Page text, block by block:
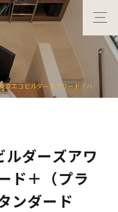
ワード「ハイスタンダード＋（プラス）賞」・「ハイスタンダード賞」 受賞のお知らせ
ダーズアワ
ド＋（プラ
ンダード